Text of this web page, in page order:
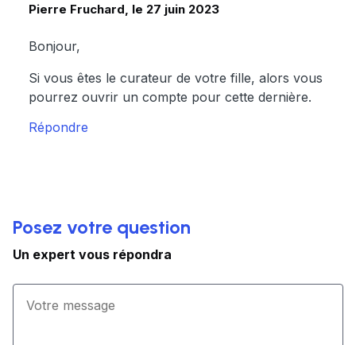
Pierre Fruchard, le 27 juin 2023
Bonjour,
Si vous êtes le curateur de votre fille, alors vous
pourrez ouvrir un compte pour cette dernière.
Répondre
Posez votre question
Un expert vous répondra